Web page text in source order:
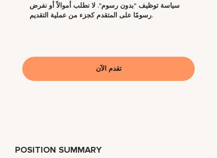
POSITION SUMMARY
سياسة توظيف "بدون رسوم". لا نطلب أموالاً أو نفرض
رسومًا على المتقدم كجزء من عملية التقديم.
تقدم الآن